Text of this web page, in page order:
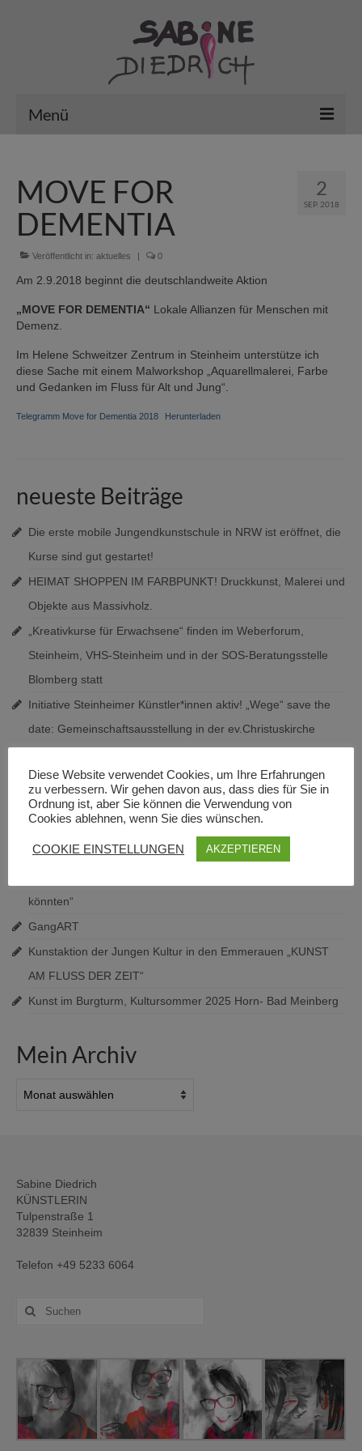
Menü
Aktuelles / Kunst in der Stadt
erledigt … mein Archiv
VHS – Aktiv im Fachbereich „Kultur“
Gutscheine/Kurse’26
2
SEP. 2018
MOVE FOR
DEMENTIA
Veröffentlicht in: aktuelles | 0
Am 2.9.2018 beginnt die deutschlandweite Aktion
„MOVE FOR DEMENTIA“ Lokale Allianzen für Menschen mit
Demenz.
Im Helene Schweitzer Zentrum in Steinheim unterstütze ich
diese Sache mit einem Malworkshop „Aquarellmalerei, Farbe
und Gedanken im Fluss für Alt und Jung“.
Telegramm Move for Dementia 2018 Herunterladen
neueste Beiträge
Die erste mobile Jungendkunstschule in NRW ist eröffnet, die
Kurse sind gut gestartet!
HEIMAT SHOPPEN IM FARBPUNKT! Druckkunst, Malerei und
Objekte aus Massivholz.
„Kreativkurse für Erwachsene“ finden im Weberforum,
Steinheim, VHS-Steinheim und in der SOS-Beratungsstelle
Blomberg statt
Initiative Steinheimer Künstler*innen aktiv! „Wege“ save the
date: Gemeinschaftsausstellung in der ev.Christuskirche
Ateliergemeinschaft im Freistil-Kunst-Studio
Kunstmauer Blomberg, fand am 2. August 2026 statt. Viel
Sonnenschein, viele Besucher!
Gemeinschaftsausstellungen mit dem Kunstzirkel Steinheim.
könnten“
GangART
Kunstaktion der Jungen Kultur in den Emmerauen „KUNST
AM FLUSS DER ZEIT“
Kunst im Burgturm, Kultursommer 2025 Horn- Bad Meinberg
Mein Archiv
Archiv
Sabine Diedrich
KÜNSTLERIN
Tulpenstraße 1
32839 Steinheim
Telefon +49 5233 6064
Suche
nach:
Diese Website verwendet Cookies, um Ihre Erfahrungen
zu verbessern. Wir gehen davon aus, dass dies für Sie in
Ordnung ist, aber Sie können die Verwendung von
Cookies ablehnen, wenn Sie dies wünschen.
COOKIE EINSTELLUNGEN AKZEPTIEREN